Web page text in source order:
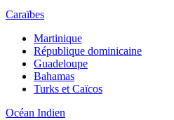
Caraïbes
Martinique
République dominicaine
Guadeloupe
Bahamas
Turks et Caïcos
Océan Indien